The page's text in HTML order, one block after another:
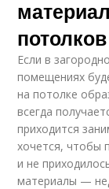
потолков
Если в
помещениях
на потолке
всегда
приходится
хочется, чтобы
и не
материалы —